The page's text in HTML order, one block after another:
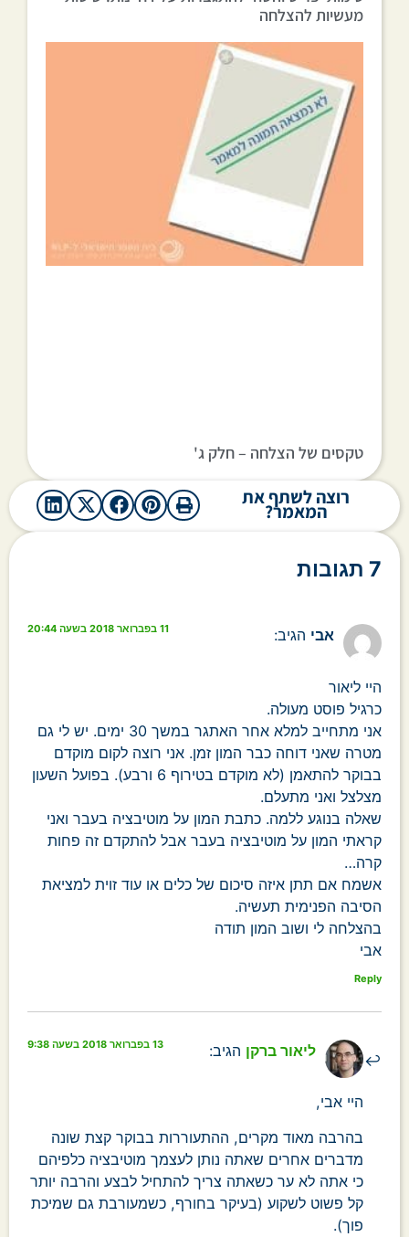
מעשיות להצלחה
טקסים של הצלחה – חלק ג'
רוצה לשתף את
המאמר?
7 תגובות
אבי הגיב: 11 בפברואר 2018 בשעה 20:44
היי ליאור
כרגיל פוסט מעולה.
אני מתחייב למלא אחר האתגר במשך 30 ימים. יש לי גם
מטרה שאני דוחה כבר המון זמן. אני רוצה לקום מוקדם
בבוקר להתאמן (לא מוקדם בטירוף 6 ורבע). בפועל השעון
מצלצל ואני מתעלם.
שאלה בנוגע ללמה. כתבת המון על מוטיבציה בעבר ואני
קראתי המון על מוטיבציה בעבר אבל להתקדם זה פחות
קרה…
אשמח אם תתן איזה סיכום של כלים או עוד זוית למציאת
הסיבה הפנימית תעשיה.
בהצלחה לי ושוב המון תודה
אבי
Reply
ליאור ברקן הגיב: 13 בפברואר 2018 בשעה 9:38
היי אבי,
בהרבה מאוד מקרים, ההתעוררות בבוקר קצת שונה
מדברים אחרים שאתה נותן לעצמך מוטיבציה כלפיהם
כי אתה לא ער כשאתה צריך להתחיל לבצע והרבה יותר
קל פשוט לשקוע (בעיקר בחורף, כשמעורבת גם שמיכת
פוך).